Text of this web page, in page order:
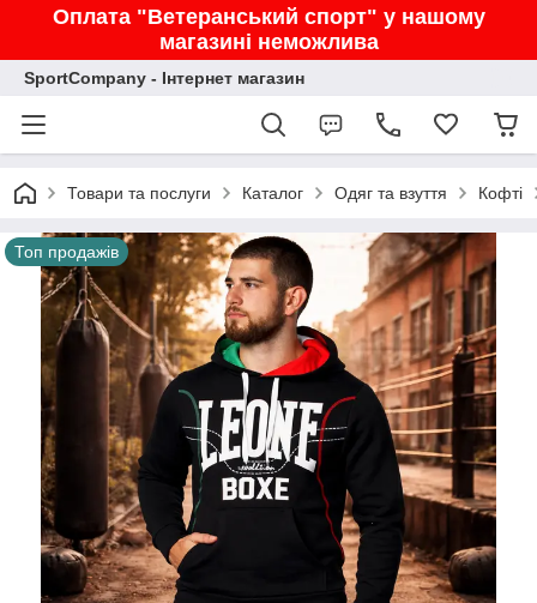
Оплата "Ветеранський спорт" у нашому
магазині неможлива
SportCompany - Інтернет магазин
Товари та послуги Каталог Одяг та взуття Кофті
Топ продажів